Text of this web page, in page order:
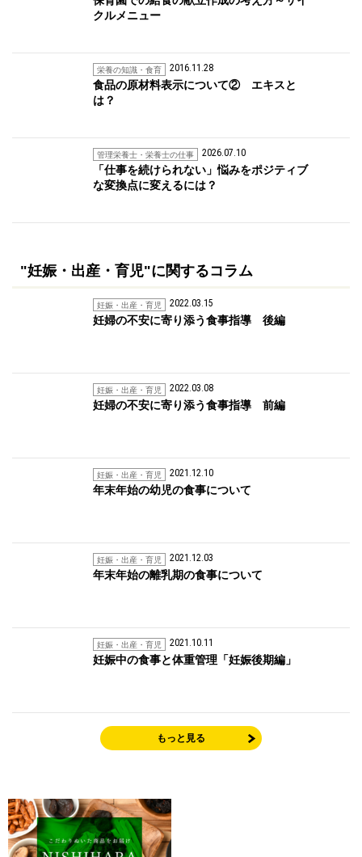
クルメニュー
栄養の知識・食育 2016.11.28
食品の原材料表示について② エキスと
は？
管理栄養士・栄養士の仕事 2026.07.10
「仕事を続けられない」悩みをポジティブ
な変換点に変えるには？
"妊娠・出産・育児"に関するコラム
妊娠・出産・育児 2022.03.15
妊婦の不安に寄り添う食事指導 後編
妊娠・出産・育児 2022.03.08
妊婦の不安に寄り添う食事指導 前編
妊娠・出産・育児 2021.12.10
年末年始の幼児の食事について
妊娠・出産・育児 2021.12.03
年末年始の離乳期の食事について
妊娠・出産・育児 2021.10.11
妊娠中の食事と体重管理「妊娠後期編」
もっと見る